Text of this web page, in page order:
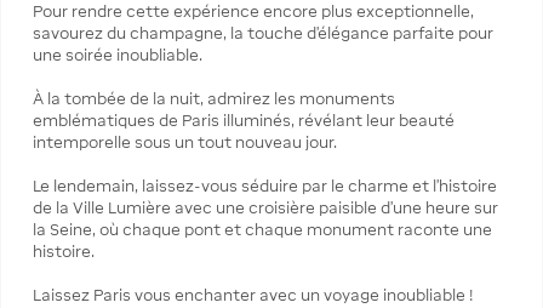
Pour rendre cette expérience encore plus exceptionnelle,
savourez du champagne, la touche d’élégance parfaite pour
une soirée inoubliable.
À la tombée de la nuit, admirez les monuments
emblématiques de Paris illuminés, révélant leur beauté
intemporelle sous un tout nouveau jour.
Le lendemain, laissez-vous séduire par le charme et l’histoire
de la Ville Lumière avec une croisière paisible d’une heure sur
la Seine, où chaque pont et chaque monument raconte une
histoire.
Laissez Paris vous enchanter avec un voyage inoubliable !